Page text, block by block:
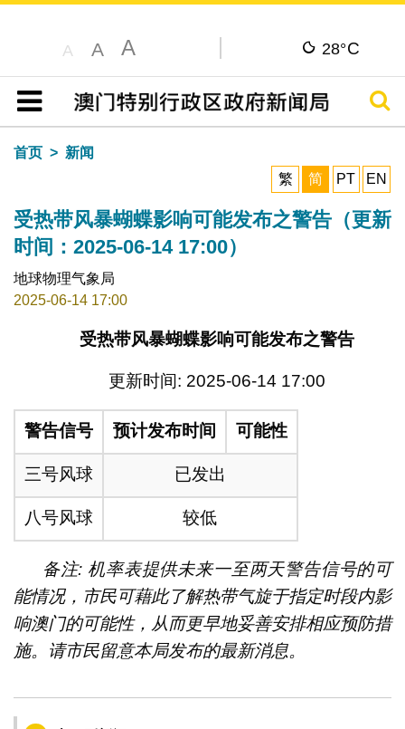
A A A 28°C
目录
搜寻
首页
新闻
繁
简 PT EN
受热带风暴蝴蝶影响可能发布之警告（更新
时间：2025-06-14 17:00）
地球物理气象局
2025-06-14 17:00
受热带风暴蝴蝶影响可能发布之警告
更新时间: 2025-06-14 17:00
警告信号 预计发布时间 可能性
三号风球 已发出
八号风球 较低
备注: 机率表提供未来一至两天警告信号的可
能情况，市民可藉此了解热带气旋于指定时段内影
响澳门的可能性，从而更早地妥善安排相应预防措
施。请市民留意本局发布的最新消息。